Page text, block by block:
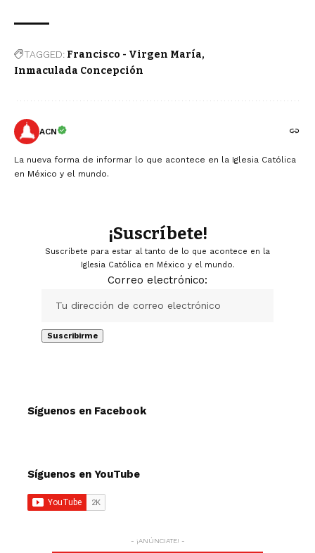
TAGGED: Francisco - Virgen María
Inmaculada Concepción
ACN
La nueva forma de informar lo que acontece en la Iglesia Católica
en México y el mundo.
¡Suscríbete!
Suscríbete para estar al tanto de lo que acontece en la
Iglesia Católica en México y el mundo.
Correo electrónico:
Síguenos en Facebook
Síguenos en YouTube
- ¡ANÚNCIATE! -